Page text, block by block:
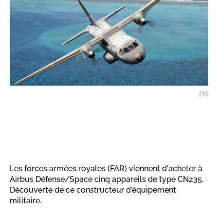
DR
Les forces armées royales (FAR) viennent d'acheter à
Airbus Défense/Space cinq appareils de type CN235.
Découverte de ce constructeur d'équipement
militaire.